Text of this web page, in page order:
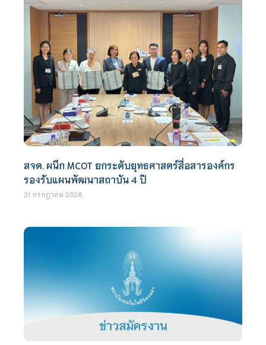
สจด. ผนึก MCOT ยกระดับยุทธศาสตร์สื่อสารองค์กร
รองรับแผนพัฒนาสถาบัน 4 ปี
21 กรกฎาคม 2026